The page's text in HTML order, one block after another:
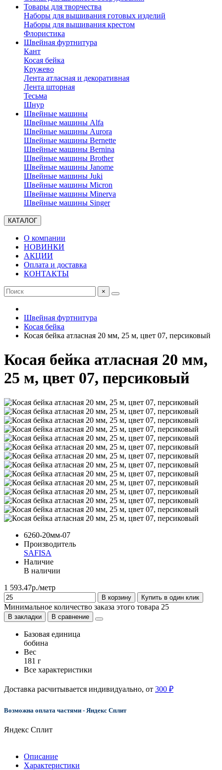
Товары для творчества
Наборы для вышивания готовых изделий
Наборы для вышивания крестом
Флористика
Швейная фуртнитура
Кант
Косая бейка
Кружево
Лента aтласная и декоративная
Лента шторная
Тесьма
Шнур
Швейные машины
Швейные машины Alfa
Швейные машины Aurora
Швейные машины Bernette
Швейные машины Bernina
Швейные машины Brother
Швейные машины Janome
Швейные машины Juki
Швейные машины Micron
Швейные машины Minerva
Швейные машины Singer
КАТАЛОГ
О компании
НОВИНКИ
АКЦИИ
Оплата и доставка
КОНТАКТЫ
×
Швейная фуртнитура
Косая бейка
Косая бейка атласная 20 мм, 25 м, цвет 07, персиковый
Косая бейка атласная 20 мм,
25 м, цвет 07, персиковый
6260-20мм-07
Производитель
SAFISA
Наличие
В наличии
1 593.47р./метр
В корзину Купить в один клик
Минимальное количество заказа этого товара 25
В закладки В сравнение
Базовая единица
бобина
Вес
181 г
Все характеристики
Доставка расчитывается индивидуально, от 300 ₽
Возможна оплата частями - Яндекс Сплит
Яндекс Сплит
Описание
Характеристики